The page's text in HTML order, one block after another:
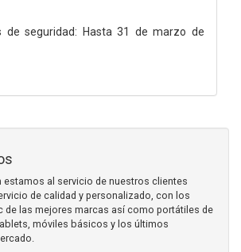
de seguridad: Hasta 31 de marzo de
estamos al servicio de nuestros clientes
de calidad y personalizado, con los
de las mejores marcas así como portátiles de
móviles básicos y los últimos